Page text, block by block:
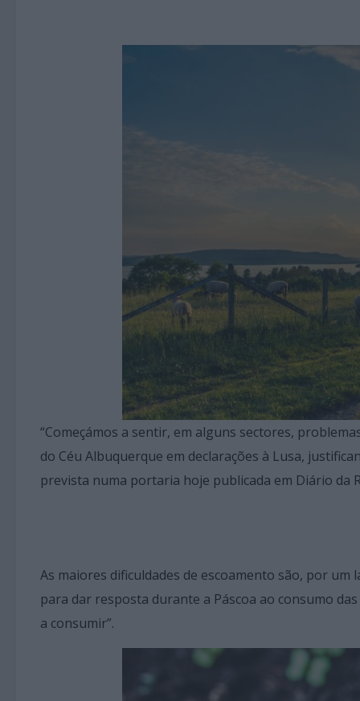
“Começámos a sentir, em alguns sectores,
do Céu Albuquerque em declarações à Lusa,
prevista numa portaria hoje publicada em Diário da
As maiores dificuldades de escoamento são, por
para dar resposta durante a Páscoa ao consumo
a consumir”.